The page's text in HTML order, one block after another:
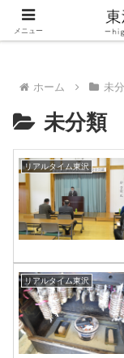
山形県川
ホーム 未
未分類
リアルタイム東沢
リアルタイム東沢
メニュー